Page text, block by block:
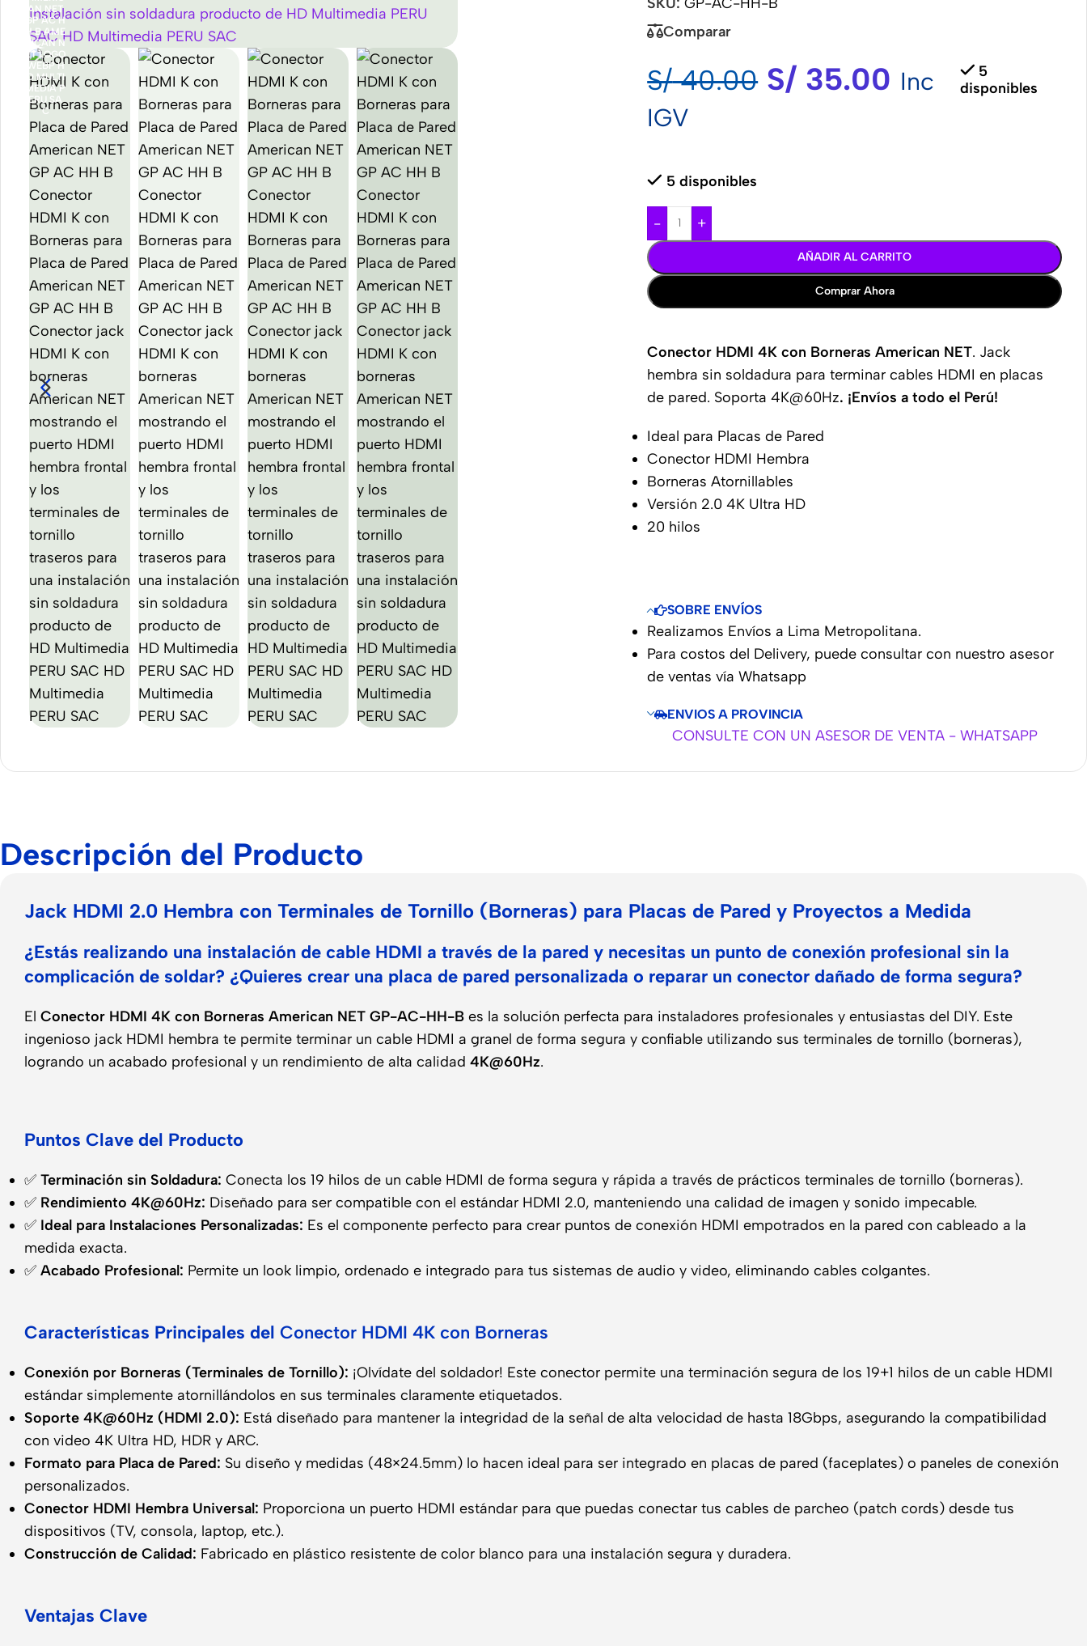
Accesorios
Para
Celular
Adaptadores
para Celular
o Tableta
Cables
USB &
USB-C
Cargadores
Rápidos
Cargadores
de Celular
para el
Auto
Bank
Accesorios
Celular
Tablet
ver todo
Comparar
S/40.00 S/ 35.00 Inc
IGV
5
disponibles
5 disponibles
- +
AÑADIR AL CARRITO
Comprar Ahora
Conector HDMI 4K con Borneras American NET. Jack
hembra sin soldadura para terminar cables HDMI en placas
de pared. Soporta 4K@60Hz. ¡Envíos a todo el Perú!
Ideal para Placas de Pared
Conector HDMI Hembra
Borneras Atornillables
Versión 2.0 4K Ultra HD
20 hilos
SOBRE ENVÍOS
Realizamos Envíos a Lima Metropolitana.
Para costos del Delivery, puede consultar con nuestro asesor
de ventas vía Whatsapp
ENVIOS A PROVINCIA
CONSULTE CON UN ASESOR DE VENTA - WHATSAPP
Descripción del Producto
Jack HDMI 2.0 Hembra con Terminales de Tornillo (Borneras) para Placas de Pared y Proyectos a Medida
¿Estás realizando una instalación de cable HDMI a través de la pared y necesitas un punto de conexión profesional sin la
complicación de soldar? ¿Quieres crear una placa de pared personalizada o reparar un conector dañado de forma segura?
El Conector HDMI 4K con Borneras American NET GP-AC-HH-B es la solución perfecta para instaladores profesionales y entusiastas del DIY. Este
ingenioso jack HDMI hembra te permite terminar un cable HDMI a granel de forma segura y confiable utilizando sus terminales de tornillo (borneras),
logrando un acabado profesional y un rendimiento de alta calidad 4K@60Hz.
Puntos Clave del Producto
✅ Terminación sin Soldadura: Conecta los 19 hilos de un cable HDMI de forma segura y rápida a través de prácticos terminales de tornillo (borneras).
✅ Rendimiento 4K@60Hz: Diseñado para ser compatible con el estándar HDMI 2.0, manteniendo una calidad de imagen y sonido impecable.
✅ Ideal para Instalaciones Personalizadas: Es el componente perfecto para crear puntos de conexión HDMI empotrados en la pared con cableado a la
medida exacta.
✅ Acabado Profesional: Permite un look limpio, ordenado e integrado para tus sistemas de audio y video, eliminando cables colgantes.
Características Principales del Conector HDMI 4K con Borneras
Conexión por Borneras (Terminales de Tornillo): ¡Olvídate del soldador! Este conector permite una terminación segura de los 19+1 hilos de un cable HDMI
estándar simplemente atornillándolos en sus terminales claramente etiquetados.
Soporte 4K@60Hz (HDMI 2.0): Está diseñado para mantener la integridad de la señal de alta velocidad de hasta 18Gbps, asegurando la compatibilidad
con video 4K Ultra HD, HDR y ARC.
Formato para Placa de Pared: Su diseño y medidas (48×24.5mm) lo hacen ideal para ser integrado en placas de pared (faceplates) o paneles de conexión
personalizados.
Conector HDMI Hembra Universal: Proporciona un puerto HDMI estándar para que puedas conectar tus cables de parcheo (patch cords) desde tus
dispositivos (TV, consola, laptop, etc.).
Construcción de Calidad: Fabricado en plástico resistente de color blanco para una instalación segura y duradera.
Ventajas Clave